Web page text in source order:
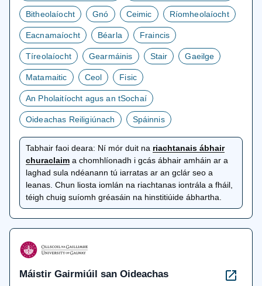
Bitheolaíocht Gnó Ceimic Ríomheolaíocht
Eacnamaíocht Béarla Fraincis
Tíreolaíocht Gearmáinis Stair Gaeilge
Matamaitic Ceol Fisic
An Pholaitíocht agus an tSochaí
Oideachas Reiligiúnach Spáinnis
Tabhair faoi deara: Ní mór duit na riachtanais ábhair
churaclaimosclaítear
gcluaisín
nua
a chomhlíonadh i gcás ábhair amháin ar a
laghad sula ndéanann tú iarratas ar an gclár seo a
leanas. Chun liosta iomlán na riachtanas iontrála a fháil,
téigh chuig suíomh gréasáin na hinstitiúide ábhartha.
Máistir Gairmiúil san Oideachas